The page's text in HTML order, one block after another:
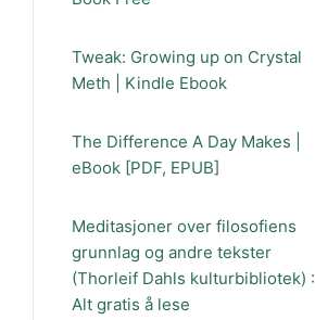
Tweak: Growing up on Crystal
Meth | Kindle Ebook
The Difference A Day Makes |
eBook [PDF, EPUB]
Meditasjoner over filosofiens
grunnlag og andre tekster
(Thorleif Dahls kulturbibliotek) :
Alt gratis å lese